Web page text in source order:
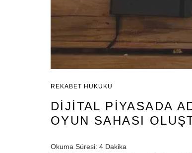
REKABET HUKUKU
DIJITAL PIYASADA
OYUN SAHASI
Okuma Süresi: 4 Dakika